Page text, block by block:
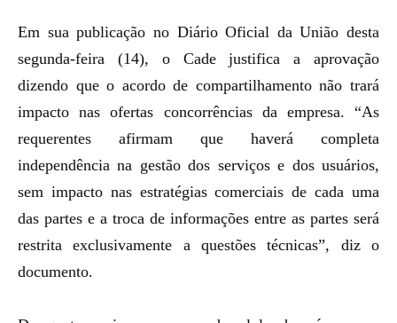
Em sua publicação no Diário Oficial da União desta
segunda-feira (14), o Cade justifica a aprovação
dizendo que o acordo de compartilhamento não trará
impacto nas ofertas concorrências da empresa. “As
requerentes afirmam que haverá completa
independência na gestão dos serviços e dos usuários,
sem impacto nas estratégias comerciais de cada uma
das partes e a troca de informações entre as partes será
restrita exclusivamente a questões técnicas”, diz o
documento.